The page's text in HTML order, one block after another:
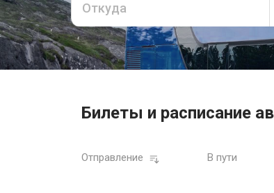
Откуда
Билеты и расписание
Отправление В пути